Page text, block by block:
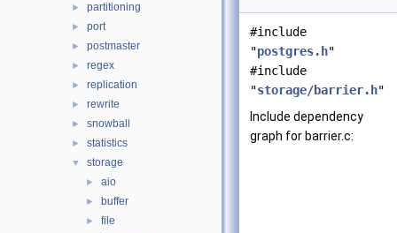
► partitioning
► port
► postmaster
► regex
► replication
► rewrite
► snowball
► statistics
▼ storage
► aio
► buffer
► file
#include
"postgres.h"
#include
"storage/barrier.h"
Include dependency
graph for barrier.c: